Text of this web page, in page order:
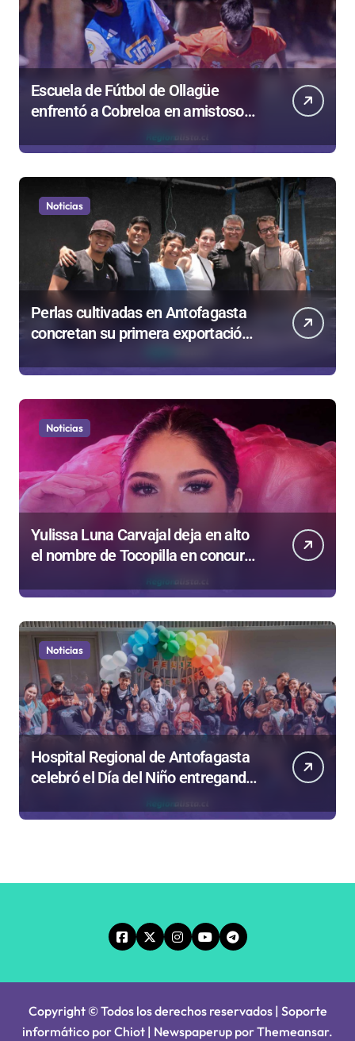
Escuela de Fútbol de Ollagüe
enfrentó a Cobreloa en amistoso
Noticias
Perlas cultivadas en Antofagasta
concretan su primera exportación
Noticias
Yulissa Luna Carvajal deja en alto
el nombre de Tocopilla en concurso
Noticias
Hospital Regional de Antofagasta
celebró el Día del Niño entregando
más de 150 regalos
Copyright © Todos los derechos reservados | Soporte
informático por Chiot | Newspaperup porThemeansar.